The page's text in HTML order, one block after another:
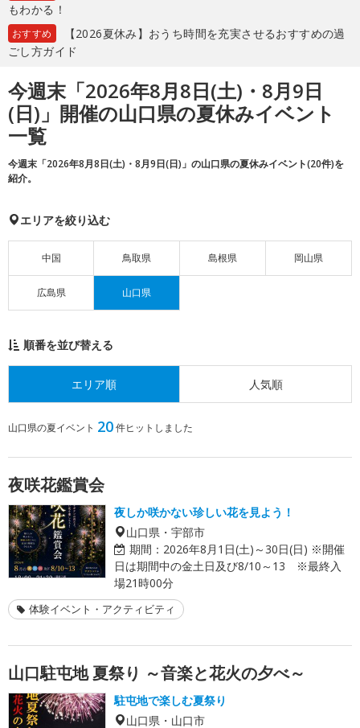
もわかる！
おすすめ
【2026夏休み】おうち時間を充実させるおすすめの過
ごし方ガイド
今週末「2026年8月8日(土)・8月9日
(日)」開催の山口県の夏休みイベント
一覧
今週末「2026年8月8日(土)・8月9日(日)」の山口県の夏休みイベント(20件)を
紹介。
エリアを絞り込む
中国 鳥取県 島根県 岡山県
広島県 山口県
順番を並び替える
エリア順 人気順
山口県の夏イベント 20件ヒットしました
夜咲花鑑賞会
夜しか咲かない珍しい花を見よう！
山口県・宇部市
期間： 2026年8月1日(土)～30日(日) ※開催
日は期間中の金土日及び8/10～13 ※最終入
場21時00分
体験イベント・アクティビティ
山口駐屯地 夏祭り ～音楽と花火の夕べ～
駐屯地で楽しむ夏祭り
山口県・山口市